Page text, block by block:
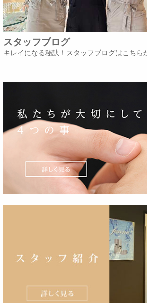
スタッフブログ
キレイになる秘訣！スタッフブログはこちら